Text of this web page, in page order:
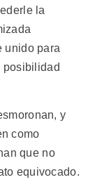
la
unido para
posibilidad
y
como
que no
equivocado.